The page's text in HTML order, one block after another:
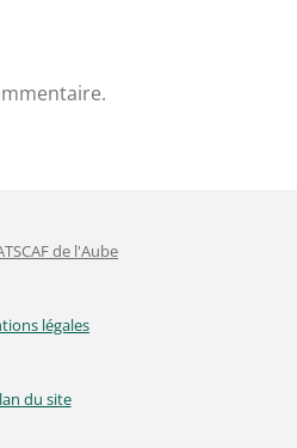
de l'Aube
légales
du site